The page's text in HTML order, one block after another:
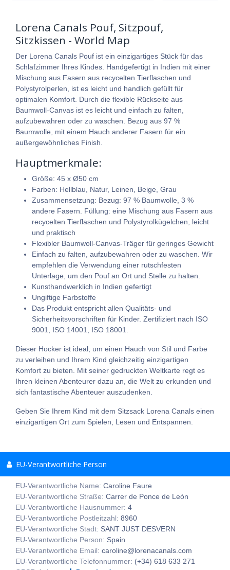
Lorena Canals Pouf, Sitzpouf,
Sitzkissen - World Map
Der Lorena Canals Pouf ist ein einzigartiges Stück für das
Schlafzimmer Ihres Kindes. Handgefertigt in Indien mit einer
Mischung aus Fasern aus recycelten Tierflaschen und
Polystyrolperlen, ist es leicht und handlich gefüllt für
optimalen Komfort. Durch die flexible Rückseite aus
Baumwoll-Canvas ist es leicht und einfach zu falten,
aufzubewahren oder zu waschen. Bezug aus 97 %
Baumwolle, mit einem Hauch anderer Fasern für ein
außergewöhnliches Finish.
Hauptmerkmale:
Größe: 45 x Ø50 cm
Farben: Hellblau, Natur, Leinen, Beige, Grau
Zusammensetzung: Bezug: 97 % Baumwolle, 3 %
andere Fasern. Füllung: eine Mischung aus Fasern aus
recycelten Tierflaschen und Polystyrolkügelchen, leicht
und praktisch
Flexibler Baumwoll-Canvas-Träger für geringes Gewicht
Einfach zu falten, aufzubewahren oder zu waschen. Wir
empfehlen die Verwendung einer rutschfesten
Unterlage, um den Pouf an Ort und Stelle zu halten.
Kunsthandwerklich in Indien gefertigt
Ungiftige Farbstoffe
Das Produkt entspricht allen Qualitäts- und
Sicherheitsvorschriften für Kinder. Zertifiziert nach ISO
9001, ISO 14001, ISO 18001.
Dieser Hocker ist ideal, um einen Hauch von Stil und Farbe
zu verleihen und Ihrem Kind gleichzeitig einzigartigen
Komfort zu bieten. Mit seiner gedruckten Weltkarte regt es
Ihren kleinen Abenteurer dazu an, die Welt zu erkunden und
sich fantastische Abenteuer auszudenken.
Geben Sie Ihrem Kind mit dem Sitzsack Lorena Canals einen
einzigartigen Ort zum Spielen, Lesen und Entspannen.
EU-Verantwortliche Person
EU-Verantwortliche Name: Caroline Faure
EU-Verantwortliche Straße: Carrer de Ponce de León
EU-Verantwortliche Hausnummer: 4
EU-Verantwortliche Postleitzahl: 8960
EU-Verantwortliche Stadt: SANT JUST DESVERN
EU-Verantwortliche Person: Spain
EU-Verantwortliche Email: caroline@lorenacanals.com
EU-Verantwortliche Telefonnummer: (+34) 618 633 271